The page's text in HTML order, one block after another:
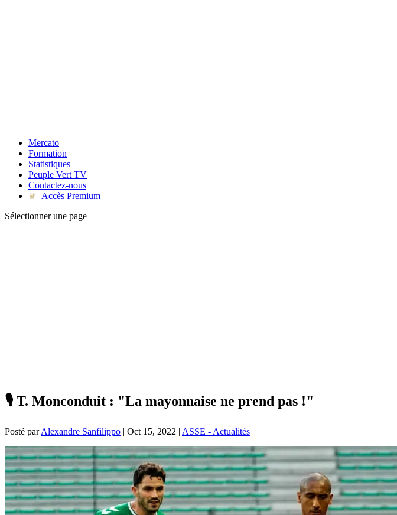
Mercato
Formation
Statistiques
Peuple Vert TV
Contactez-nous
♛
Accès Premium
Sélectionner une page
🎙 T. Monconduit : "La mayonnaise ne prend pas !"
Posté parAlexandre Sanfilippo | Oct 15, 2022 | ASSE - Actualités